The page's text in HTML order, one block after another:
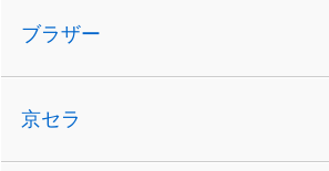
ブラザー
京セラ